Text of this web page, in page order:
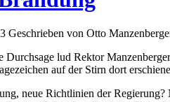
Geschrieben von Otto
Durchsage lud Rektor
auf der Stirn dort
neue Richtlinien der